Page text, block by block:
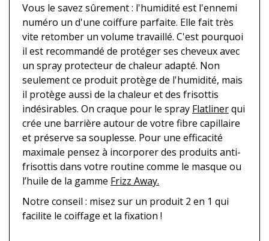
Vous le savez sûrement : l'humidité est l'ennemi
numéro un d'une coiffure parfaite. Elle fait très
vite retomber un volume travaillé. C'est pourquoi
il est recommandé de protéger ses cheveux avec
un spray protecteur de chaleur adapté. Non
seulement ce produit protège de l'humidité, mais
il protège aussi de la chaleur et des frisottis
indésirables. On craque pour le spray Flatlinerqui
crée une barrière autour de votre fibre capillaire
et préserve sa souplesse. Pour une efficacité
maximale pensez à incorporer des produits anti-
frisottis dans votre routine comme le masque ou
l’huile de la gamme Frizz Away.
Notre conseil : misez sur un produit 2 en 1 qui
facilite le coiffage et la fixation !